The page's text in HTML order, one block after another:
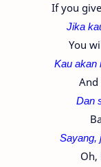
If you
Jika
You
Kau akan
And
Dan
Sayang,
Oh,